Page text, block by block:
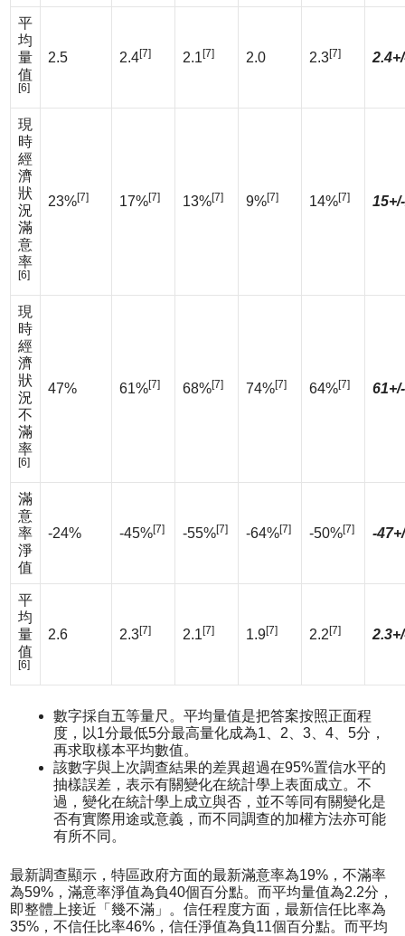
平
均
量
值
[6]
2.5 2.4[7] 2.1 [7] 2.0 2.3[7]
現
時
經
濟
狀
況
滿
意
率
[6]
23%[7] 17%[7] 13%[7] 9%[7] 14%[7]
現
時
經
濟
狀
況
不
滿
率
[6]
47% 61%[7] 68%[7] 74%[7] 64%[7]
滿
意
率
淨
值
-24% -45%[7] -55%[7] -64%[7] -50%[7] -
平
均
量
值
[6]
2.6 2.3[7] 2.1 [7] 1.9[7] 2.2 [7]
數字採自五等量尺。平均量值是把答案按照正面程
度，以1分最低5分最高量化成為1、2、3、4、5分，
再求取樣本平均數值。
該數字與上次調查結果的差異超過在95%置信水平的
抽樣誤差，表示有關變化在統計學上表面成立。不
過，變化在統計學上成立與否，並不等同有關變化是
否有實際用途或意義，而不同調查的加權方法亦可能
有所不同。
最新調查顯示，特區政府方面的最新滿意率為19%，不滿率
為59%，滿意率淨值為負40個百分點。而平均量值為2.2分，
即整體上接近「幾不滿」。信任程度方面，最新信任比率為
35%，不信任比率46%，信任淨值為負11個百分點。而平均